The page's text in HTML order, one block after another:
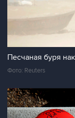
Песчаная буря
Фото: Reuters